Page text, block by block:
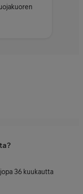
36 kuukautta